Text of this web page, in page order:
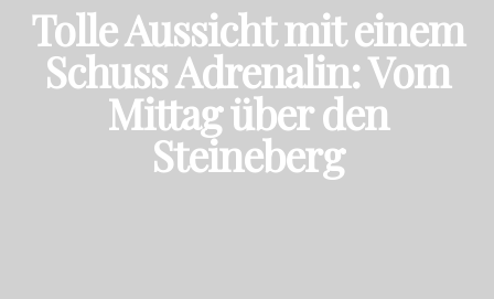
Tolle Aussicht mit einem
Schuss Adrenalin: Vom
Mittag über den
Steineberg